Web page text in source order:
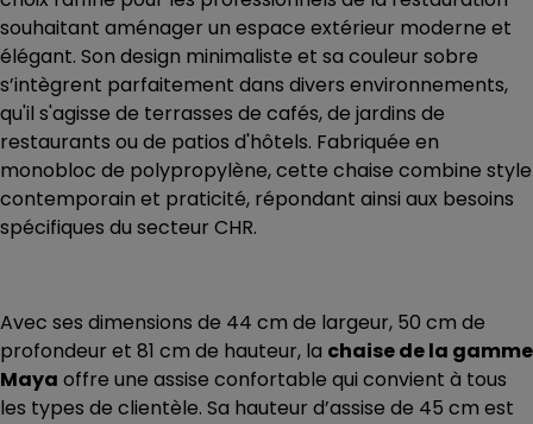
souhaitant aménager un espace extérieur moderne et
élégant. Son design minimaliste et sa couleur sobre
s’intègrent parfaitement dans divers environnements,
qu'il s'agisse de terrasses de cafés, de jardins de
restaurants ou de patios d'hôtels. Fabriquée en
monobloc de polypropylène, cette chaise combine style
contemporain et praticité, répondant ainsi aux besoins
spécifiques du secteur CHR.
Avec ses dimensions de 44 cm de largeur, 50 cm de
profondeur et 81 cm de hauteur, la chaise de la gamme
Maya offre une assise confortable qui convient à tous
les types de clientèle. Sa hauteur d’assise de 45 cm est